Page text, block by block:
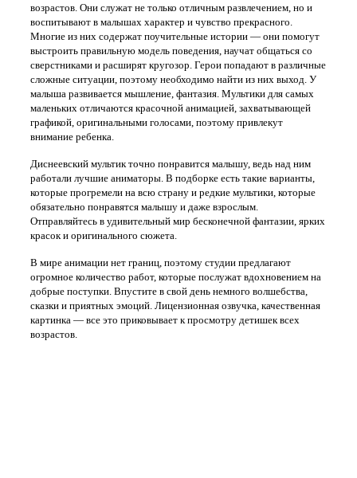
возрастов. Они служат не только отличным развлечением, но и
воспитывают в малышах характер и чувство прекрасного.
Многие из них содержат поучительные истории — они помогут
выстроить правильную модель поведения, научат общаться со
сверстниками и расширят кругозор. Герои попадают в различные
сложные ситуации, поэтому необходимо найти из них выход. У
малыша развивается мышление, фантазия. Мультики для самых
маленьких отличаются красочной анимацией, захватывающей
графикой, оригинальными голосами, поэтому привлекут
внимание ребенка.
Диснеевский мультик точно понравится малышу, ведь над ним
работали лучшие аниматоры. В подборке есть такие варианты,
которые прогремели на всю страну и редкие мультики, которые
обязательно понравятся малышу и даже взрослым.
Отправляйтесь в удивительный мир бесконечной фантазии, ярких
красок и оригинального сюжета.
В мире анимации нет границ, поэтому студии предлагают
огромное количество работ, которые послужат вдохновением на
добрые поступки. Впустите в свой день немного волшебства,
сказки и приятных эмоций. Лицензионная озвучка, качественная
картинка — все это приковывает к просмотру детишек всех
возрастов.